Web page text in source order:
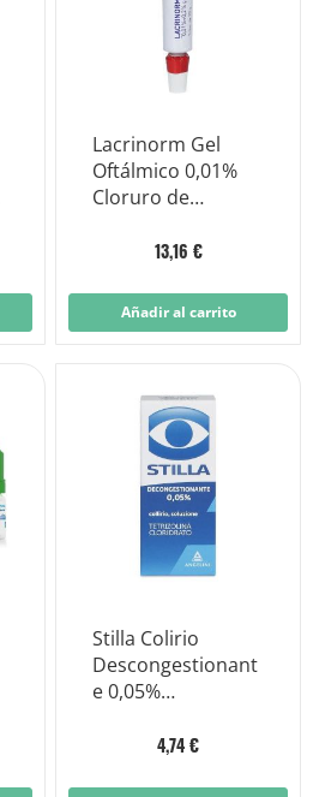
Lacrinorm Gel
Oftálmico 0,01%
Cloruro de
13,16 €
Añadir al carrito
Stilla Colirio
Descongestionant
e 0,05%
Tetrizolina 8ml
4,74 €